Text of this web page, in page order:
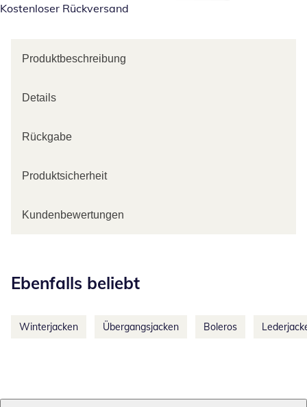
Kostenloser Rückversand
Produktbeschreibung
Details
Rückgabe
Produktsicherheit
Kundenbewertungen
Ebenfalls beliebt
Winterjacken Übergangsjacken Boleros